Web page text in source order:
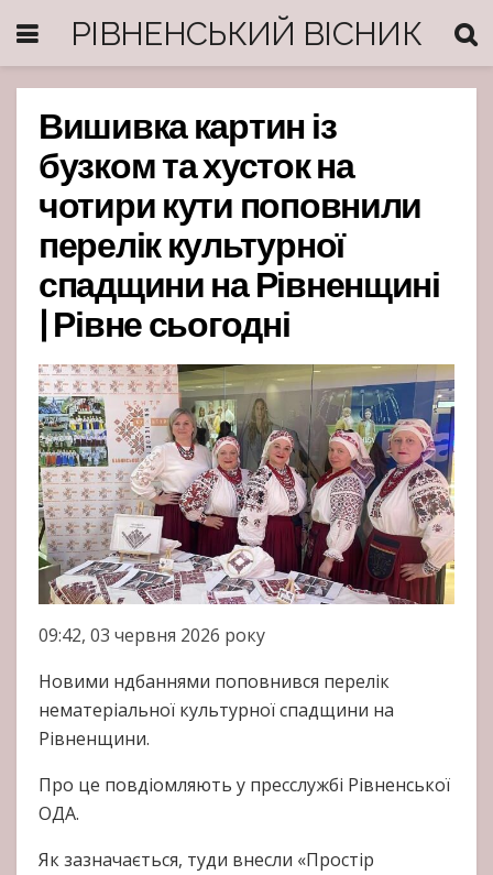
РІВНЕНСЬКИЙ ВІСНИК
Вишивка картин із
бузком та хусток на
чотири кути поповнили
перелік культурної
спадщини на Рівненщині
| Рівне сьогодні
09:42, 03 червня 2026 року
Новими ндбаннями поповнився перелік
нематеріальної культурної спадщини на
Рівненщини.
Про це повдіомляють у пресслужбі Рівненської
ОДА.
Як зазначається, туди внесли «Простір